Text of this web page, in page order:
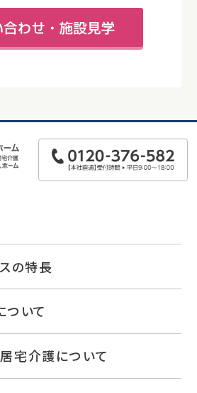
の特長
ついて
宅介護について